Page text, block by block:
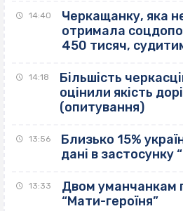
14:40
Черкащанку, яка
отримала
450 тисяч,
14:18
Більшість
оцінили якість
(опитування)
13:56
Близько 15%
дані в застосунку
13:33
Двом уманчанкам
“Мати-героїня”